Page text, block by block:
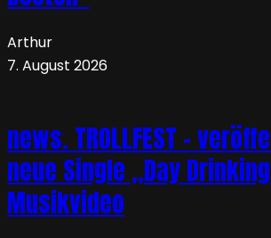
Arthur
7. August 2026
news. TROLLFEST –
neue Single „Day
Musikvideo